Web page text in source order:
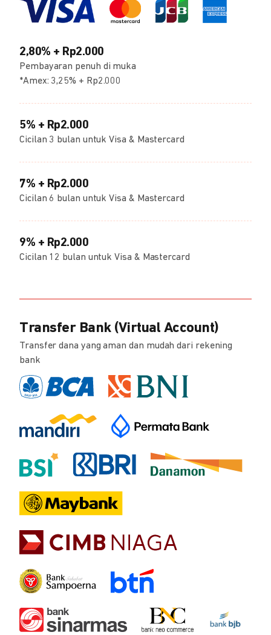
2,80% + Rp2.000
Pembayaran penuh di muka
*Amex: 3,25% + Rp2.000
5% + Rp2.000
Cicilan 3 bulan untuk Visa & Mastercard
7% + Rp2.000
Cicilan 6 bulan untuk Visa & Mastercard
9% + Rp2.000
Cicilan 12 bulan untuk Visa & Mastercard
Transfer Bank (Virtual Account)
Transfer dana yang aman dan mudah dari rekening
bank